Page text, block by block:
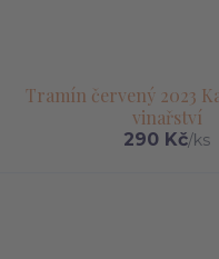
Tramín červený 2023
vinařství
290 Kč/ks